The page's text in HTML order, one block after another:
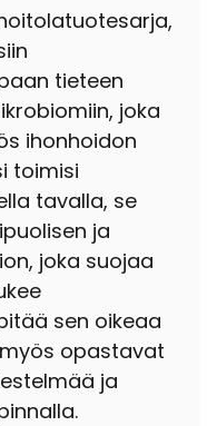
tieteen
joka
ihonhoidon
toimisi
tavalla, se
ja
joka suojaa
sen oikeaa
opastavat
ja